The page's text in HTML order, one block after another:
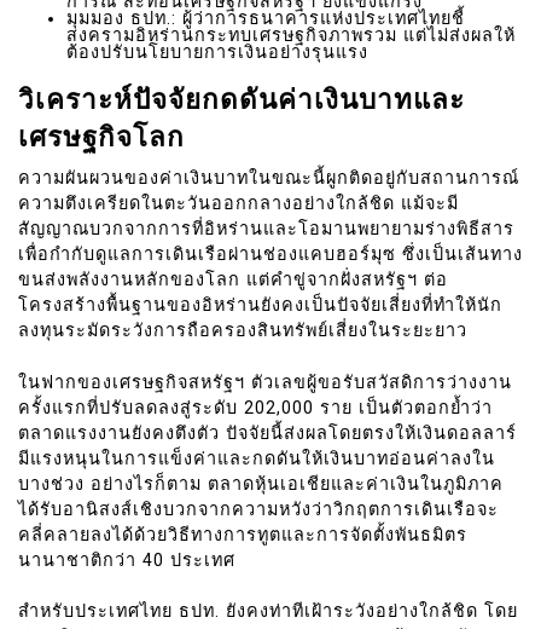
มุมมอง ธปท.: ผู้ว่าการธนาคารแห่งประเทศไทยชี้
สงครามอิหร่านกระทบเศรษฐกิจภาพรวม แต่ไม่ส่งผลให้
ต้องปรับนโยบายการเงินอย่างรุนแรง
วิเคราะห์ปัจจัยกดดันค่าเงินบาทและ
เศรษฐกิจโลก
ความผันผวนของค่าเงินบาทในขณะนี้ผูกติดอยู่กับสถานการณ์
ความตึงเครียดในตะวันออกกลางอย่างใกล้ชิด แม้จะมี
สัญญาณบวกจากการที่อิหร่านและโอมานพยายามร่างพิธีสาร
เพื่อกำกับดูแลการเดินเรือผ่านช่องแคบฮอร์มุซ ซึ่งเป็นเส้นทาง
ขนส่งพลังงานหลักของโลก แต่คำขู่จากฝั่งสหรัฐฯ ต่อ
โครงสร้างพื้นฐานของอิหร่านยังคงเป็นปัจจัยเสี่ยงที่ทำให้นัก
ลงทุนระมัดระวังการถือครองสินทรัพย์เสี่ยงในระยะยาว
ในฟากของเศรษฐกิจสหรัฐฯ ตัวเลขผู้ขอรับสวัสดิการว่างงาน
ครั้งแรกที่ปรับลดลงสู่ระดับ 202,000 ราย เป็นตัวตอกย้ำว่า
ตลาดแรงงานยังคงตึงตัว ปัจจัยนี้ส่งผลโดยตรงให้เงินดอลลาร์
มีแรงหนุนในการแข็งค่าและกดดันให้เงินบาทอ่อนค่าลงใน
บางช่วง อย่างไรก็ตาม ตลาดหุ้นเอเชียและค่าเงินในภูมิภาค
ได้รับอานิสงส์เชิงบวกจากความหวังว่าวิกฤตการเดินเรือจะ
คลี่คลายลงได้ด้วยวิธีทางการทูตและการจัดตั้งพันธมิตร
นานาชาติกว่า 40 ประเทศ
สำหรับประเทศไทย ธปท. ยังคงท่าทีเฝ้าระวังอย่างใกล้ชิด โดย